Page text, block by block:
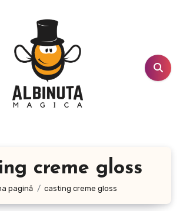
creme gloss
pagină casting creme gloss